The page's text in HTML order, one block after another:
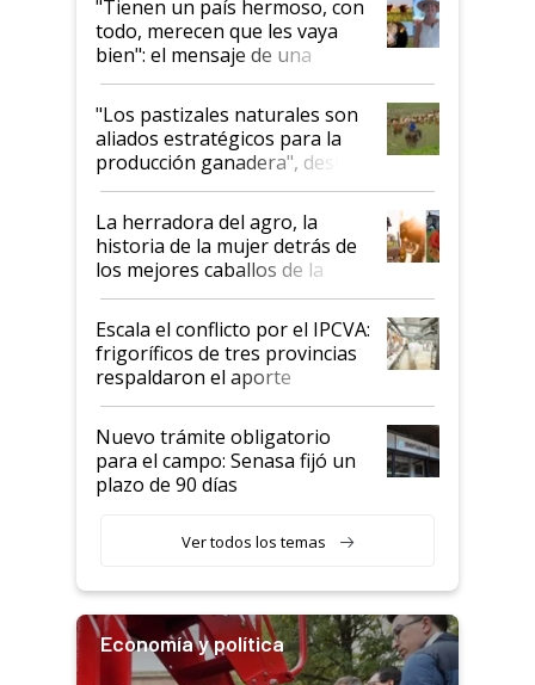
"Tienen un país hermoso, con
todo, merecen que les vaya
bien": el mensaje de una
ganadera uruguaya sobre las
oportunidades que se abren
para el agro en Argentina, con
foco en la carne
"Los pastizales naturales son
aliados estratégicos para la
producción ganadera", destaca
la iniciativa que ya reúne a 46
establecimientos en Argentina
La herradora del agro, la
historia de la mujer detrás de
los mejores caballos de la
Argentina y los mitos que
todavía hacen sufrir a estos
animales: "Mientras me
descalificaban, yo seguí
haciendo currículum"
Escala el conflicto por el IPCVA:
frigoríficos de tres provincias
respaldaron el aporte
obligatorio
Nuevo trámite obligatorio
para el campo: Senasa fijó un
plazo de 90 días
Ver todos los temas
Economía y política